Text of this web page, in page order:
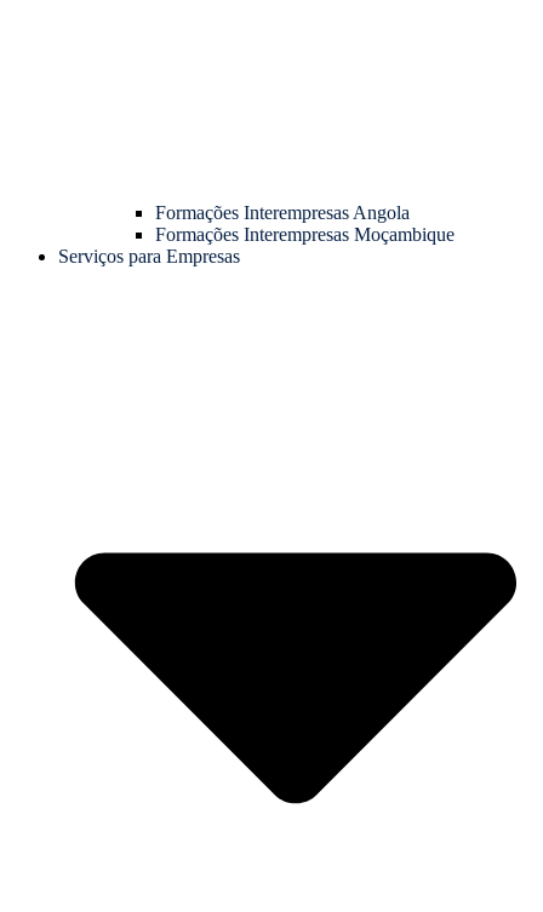
Formações Interempresas Angola
Formações Interempresas Moçambique
Serviços para Empresas